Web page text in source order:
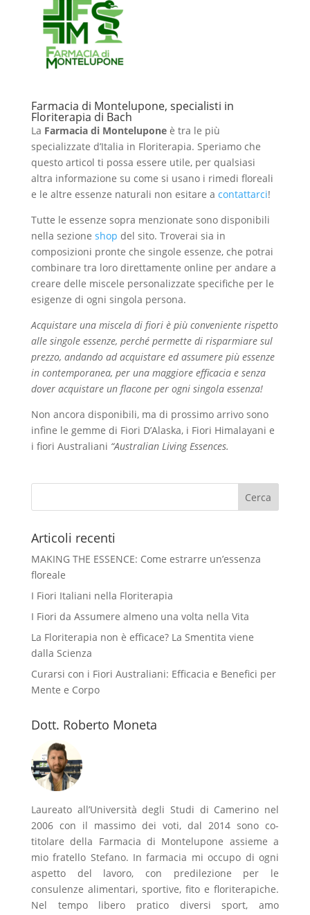
Farmacia di Montelupone, specialisti in
Floriterapia di Bach
La Farmacia di Monteluponeè tra le più
specializzate d’Italia in Floriterapia. Speriamo che
questo articol ti possa essere utile, per qualsiasi
altra informazione su come si usano i rimedi floreali
e le altre essenze naturali non esitare a contattarci!
Tutte le essenze sopra menzionate sono disponibili
nella sezione shop del sito. Troverai sia in
composizioni pronte che singole essenze, che potrai
combinare tra loro direttamente online per andare a
creare delle miscele personalizzate specifiche per le
esigenze di ogni singola persona.
Acquistare una miscela di fiori è più conveniente rispetto
alle singole essenze, perché permette di risparmiare sul
prezzo, andando ad acquistare ed assumere più essenze
in contemporanea, per una maggiore efficacia e senza
dover acquistare un flacone per ogni singola essenza!
Non ancora disponibili, ma di prossimo arrivo sono
infine le gemme di Fiori D’Alaska, i Fiori Himalayani e
i fiori Australiani “Australian Living Essences.
Articoli recenti
MAKING THE ESSENCE: Come estrarre un’essenza
floreale
I Fiori Italiani nella Floriterapia
I Fiori da Assumere almeno una volta nella Vita
La Floriterapia non è efficace? La Smentita viene
dalla Scienza
Curarsi con i Fiori Australiani: Efficacia e Benefici per
Mente e Corpo
Dott. Roberto Moneta
Laureato all’Università degli Studi di Camerino nel
2006 con il massimo dei voti, dal 2014 sono co-
titolare della Farmacia di Montelupone assieme a
mio fratello Stefano. In farmacia mi occupo di ogni
aspetto del lavoro, con predilezione per le
consulenze alimentari, sportive, fito e floriterapiche.
Nel tempo libero pratico diversi sport, amo